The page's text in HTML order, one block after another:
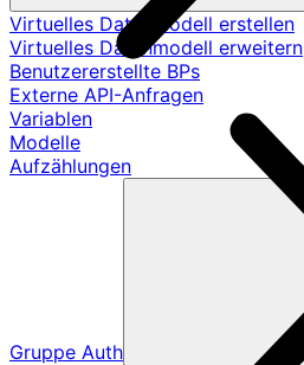
Virtuelles Datenmodell erstellen
Virtuelles Datenmodell erweitern
Benutzererstellte BPs
Externe API-Anfragen
Variablen
Modelle
Aufzählungen
Gruppe Auth